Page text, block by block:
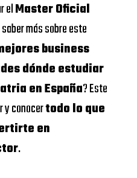
elMaster Oficial
más sobre este
business
dónde estudiar
en España? Este
y conocertodo lo que
en
.